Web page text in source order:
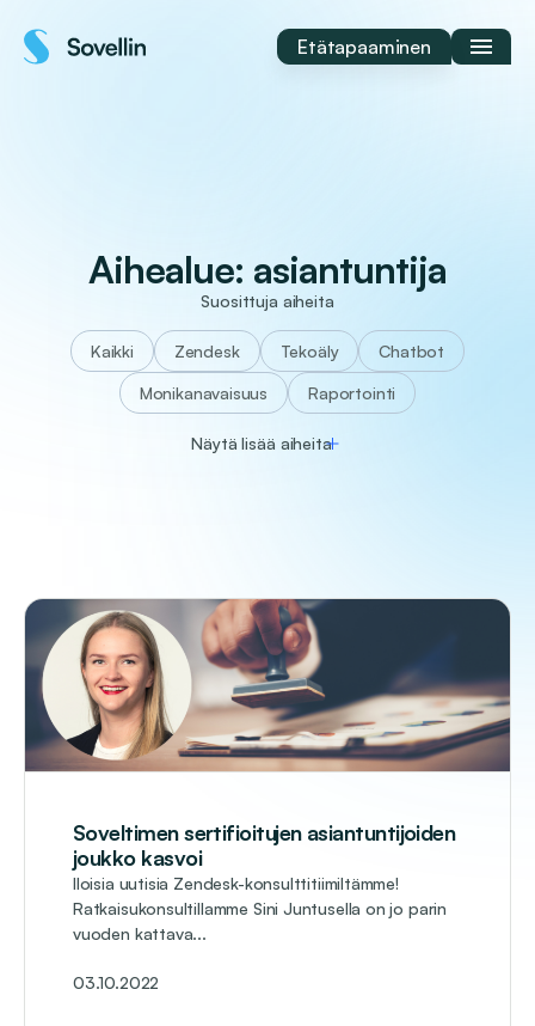
sisältöön
Etätapaaminen
Aihealue: asiantuntija
Suosittuja aiheita
Kaikki Zendesk tekoäly chatbot
monikanavaisuus raportointi
Näytä lisää aiheita
Soveltimen sertifioitujen asiantuntijoiden
joukko kasvoi
Iloisia uutisia Zendesk-konsulttitiimiltämme!
Ratkaisukonsultillamme Sini Juntusella on jo parin
vuoden kattava...
03.10.2022